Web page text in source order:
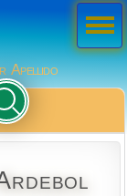
Apellido
Men
ú